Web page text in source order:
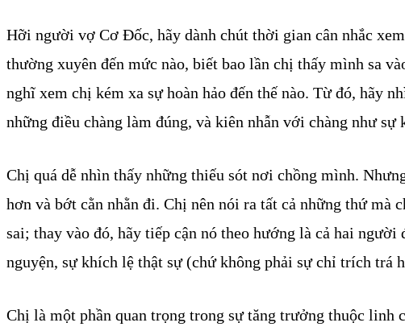
Hỡi người vợ Cơ Đốc, hãy dành chút thời gian cân nhắc
thường xuyên đến mức nào, biết bao lần chị thấy mình sa
nghĩ xem chị kém xa sự hoàn hảo đến thế nào. Từ đó, hãy
những điều chàng làm đúng, và kiên nhẫn với chàng như sự
Chị quá dễ nhìn thấy những thiếu sót nơi chồng mình.
hơn và bớt cằn nhằn đi. Chị nên nói ra tất cả những thứ mà
sai; thay vào đó, hãy tiếp cận nó theo hướng là cả hai người
nguyện, sự khích lệ thật sự (chứ không phải sự chỉ trích
Chị là một phần quan trọng trong sự tăng trưởng thuộc linh